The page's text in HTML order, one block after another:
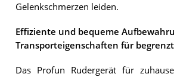
Gelenkschmerzen leiden.
Effiziente und bequeme
Transporteigenschaften für
Das Profun Rudergerät für